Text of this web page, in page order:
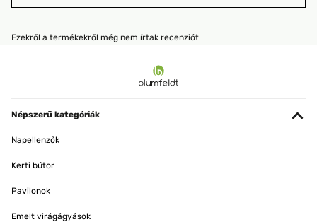
Ezekről a termékekről még nem írtak recenziót
Népszerű kategóriák
Napellenzők
Kerti bútor
Pavilonok
Emelt virágágyások